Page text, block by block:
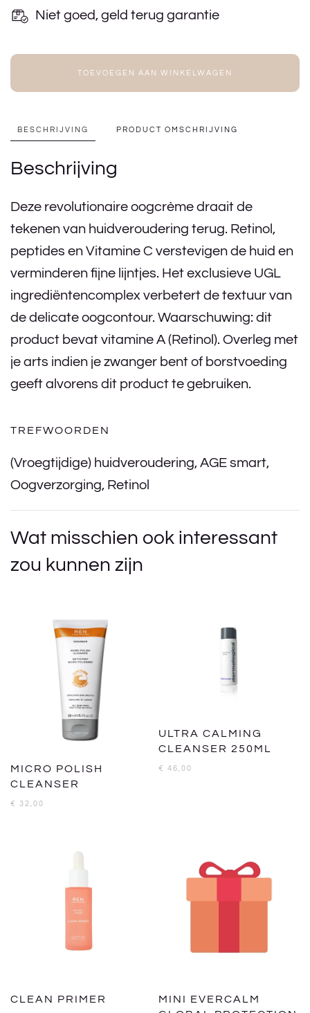
Niet goed, geld terug garantie
TOEVOEGEN AAN WINKELWAGEN
BESCHRIJVING PRODUCT OMSCHRIJVING
Beschrijving
Deze revolutionaire oogcrème draait de
tekenen van huidveroudering terug. Retinol,
peptides en Vitamine C verstevigen de huid en
verminderen fijne lijntjes. Het exclusieve UGL
ingrediëntencomplex verbetert de textuur van
de delicate oogcontour. Waarschuwing: dit
product bevat vitamine A (Retinol). Overleg met
je arts indien je zwanger bent of borstvoeding
geeft alvorens dit product te gebruiken.
TREFWOORDEN
(Vroegtijdige) huidveroudering, AGE smart,
Oogverzorging, Retinol
Wat misschien ook interessant
zou kunnen zijn
MICRO POLISH
CLEANSER
€ 32,00
ULTRA CALMING
CLEANSER 250ML
€ 46,00
CLEAN PRIMER
MINI EVERCALM